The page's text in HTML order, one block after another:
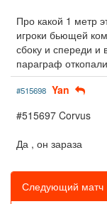
Про какой 1 метр
игроки бьющей
сбоку и спереди и
параграф
#515698 Yan
#515697 Corvus
Да , он зараза
Следующий матч